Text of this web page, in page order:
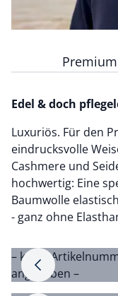
Edel & doch
Luxuriös. Für den
eindrucksvolle
Cashmere und
hochwertig: Eine
Baumwolle
- ganz ohne
– keine
angegeben –
Pfeil nach rechts